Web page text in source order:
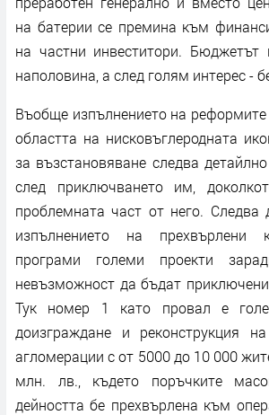
на батерии се премина към
на частни инвеститори. Бюджетът
наполовина, а след голям интерес -
Въобще изпълнението на реформите
областта на нисковъглеродната
за възстановяване следва
след приключването им,
проблемната част от него. Следва
изпълнението на прехвърлени
програми големи проекти
невъзможност да бъдат
Тук номер 1 като провал е
доизграждане и реконструкция
агломерации с от 5000 до 10 000
млн. лв., където поръчките
дейността бе прехвърлена към